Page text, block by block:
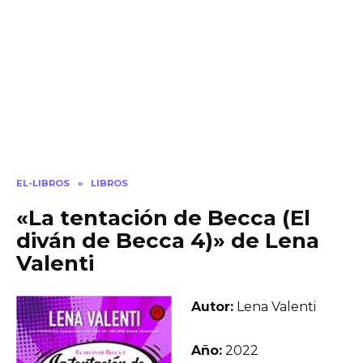
EL-LIBROS » LIBROS
«La tentación de Becca (El
diván de Becca 4)» de Lena
Valenti
Autor: Lena Valenti
Año: 2022